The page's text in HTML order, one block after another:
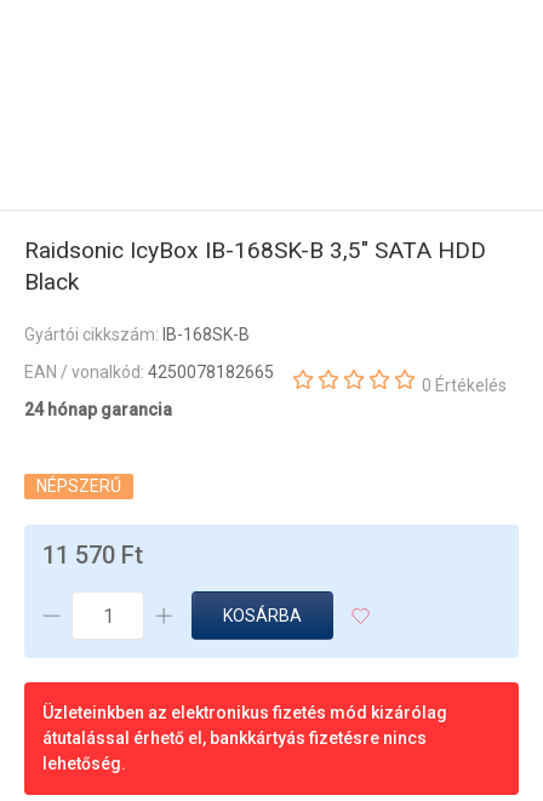
Raidsonic IcyBox IB-168SK-B 3,5" SATA HDD
Black
Gyártói cikkszám: IB-168SK-B
EAN / vonalkód: 4250078182665
24 hónap garancia
0 Értékelés
NÉPSZERŰ
11 570 Ft
KOSÁRBA
Üzleteinkben az elektronikus fizetés mód kizárólag
átutalással érhető el, bankkártyás fizetésre nincs
lehetőség.